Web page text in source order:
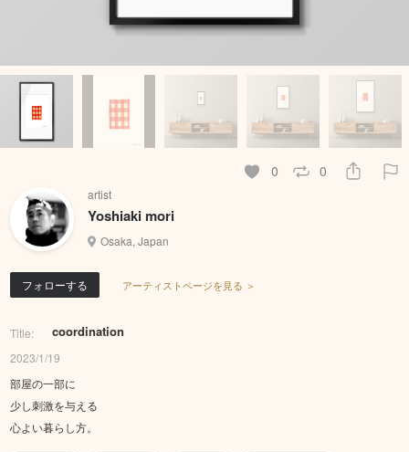
0 0
artist
Yoshiaki mori
Osaka, Japan
フォローする アーティストページを見る ＞
Title: coordination
2023/1/19
部屋の一部に
少し刺激を与える
心よい暮らし方。